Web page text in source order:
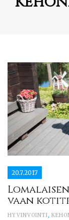
20.7.2017
vaan
HYVINVOINTI